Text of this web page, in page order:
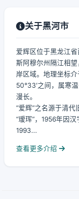
关于黑河市
爱辉区位于黑龙江
斯阿穆尔州隔江相
岸区域。地理坐标
50°33′之间，属寒
漫长。
“爱辉”之名源于清代
“瑷珲”，1956年因
1993...
查看更多介绍